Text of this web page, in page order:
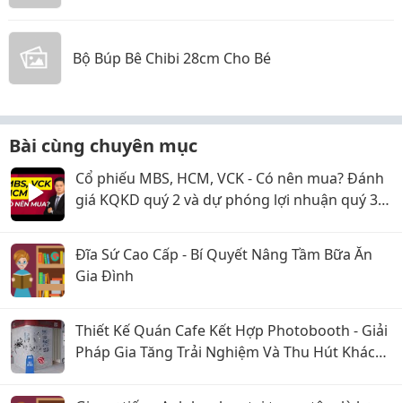
Bộ Búp Bê Chibi 28cm Cho Bé
Bài cùng chuyên mục
Cổ phiếu MBS, HCM, VCK - Có nên mua? Đánh
giá KQKD quý 2 và dự phóng lợi nhuận quý 3
Đĩa Sứ Cao Cấp - Bí Quyết Nâng Tầm Bữa Ăn
Gia Đình
Thiết Kế Quán Cafe Kết Hợp Photobooth - Giải
Pháp Gia Tăng Trải Nghiệm Và Thu Hút Khách